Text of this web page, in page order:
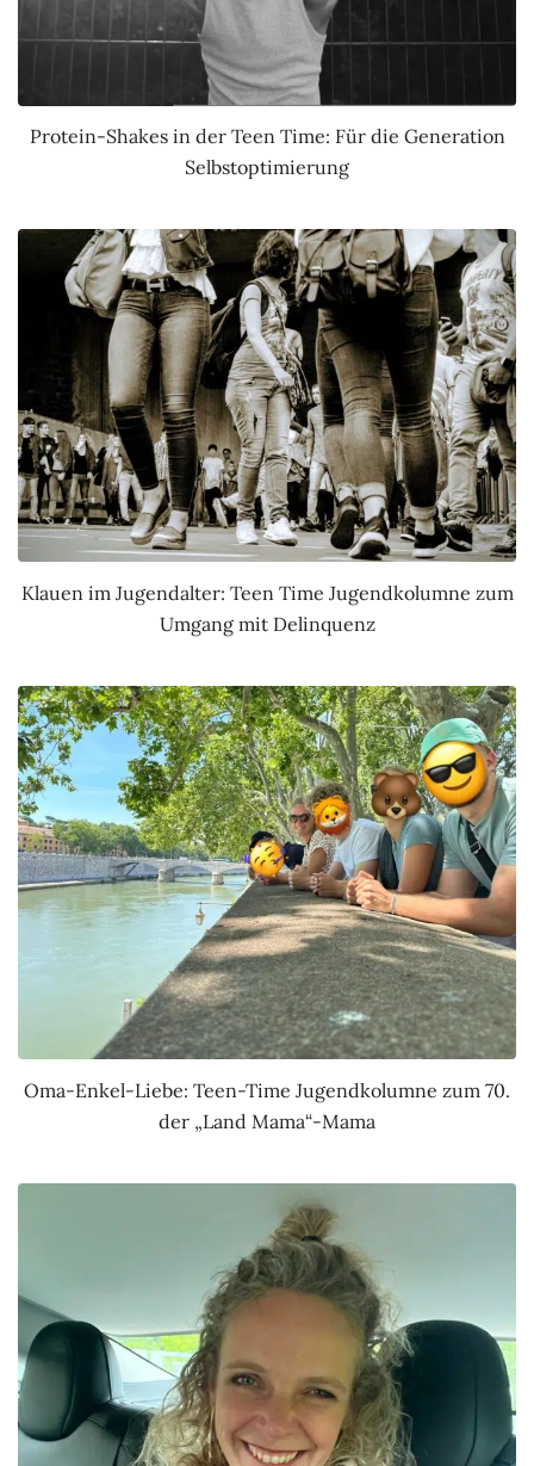
Protein-Shakes in der Teen Time: Für die Generation
Selbstoptimierung
Klauen im Jugendalter: Teen Time Jugendkolumne zum
Umgang mit Delinquenz
Oma-Enkel-Liebe: Teen-Time Jugendkolumne zum 70.
der „Land Mama“-Mama